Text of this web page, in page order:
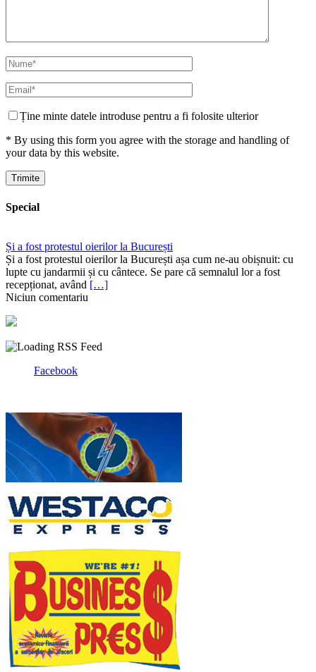
Ține minte datele introduse pentru a fi folosite ulterior
* By using this form you agree with the storage and handling of
your data by this website.
Special
Și a fost protestul oierilor la București
Și a fost protestul oierilor la București așa cum ne-au obișnuit: cu
lupte cu jandarmii și cu cântece. Se pare că semnalul lor a fost
recepționat, având […]
Niciun comentariu
Facebook